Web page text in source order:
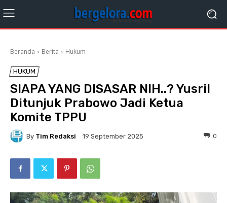
Beranda Berita Hukum
HUKUM
SIAPA YANG DISASAR NIH..? Yusril
Ditunjuk Prabowo Jadi Ketua
Komite TPPU
By Tim Redaksi 19 September 2025 0